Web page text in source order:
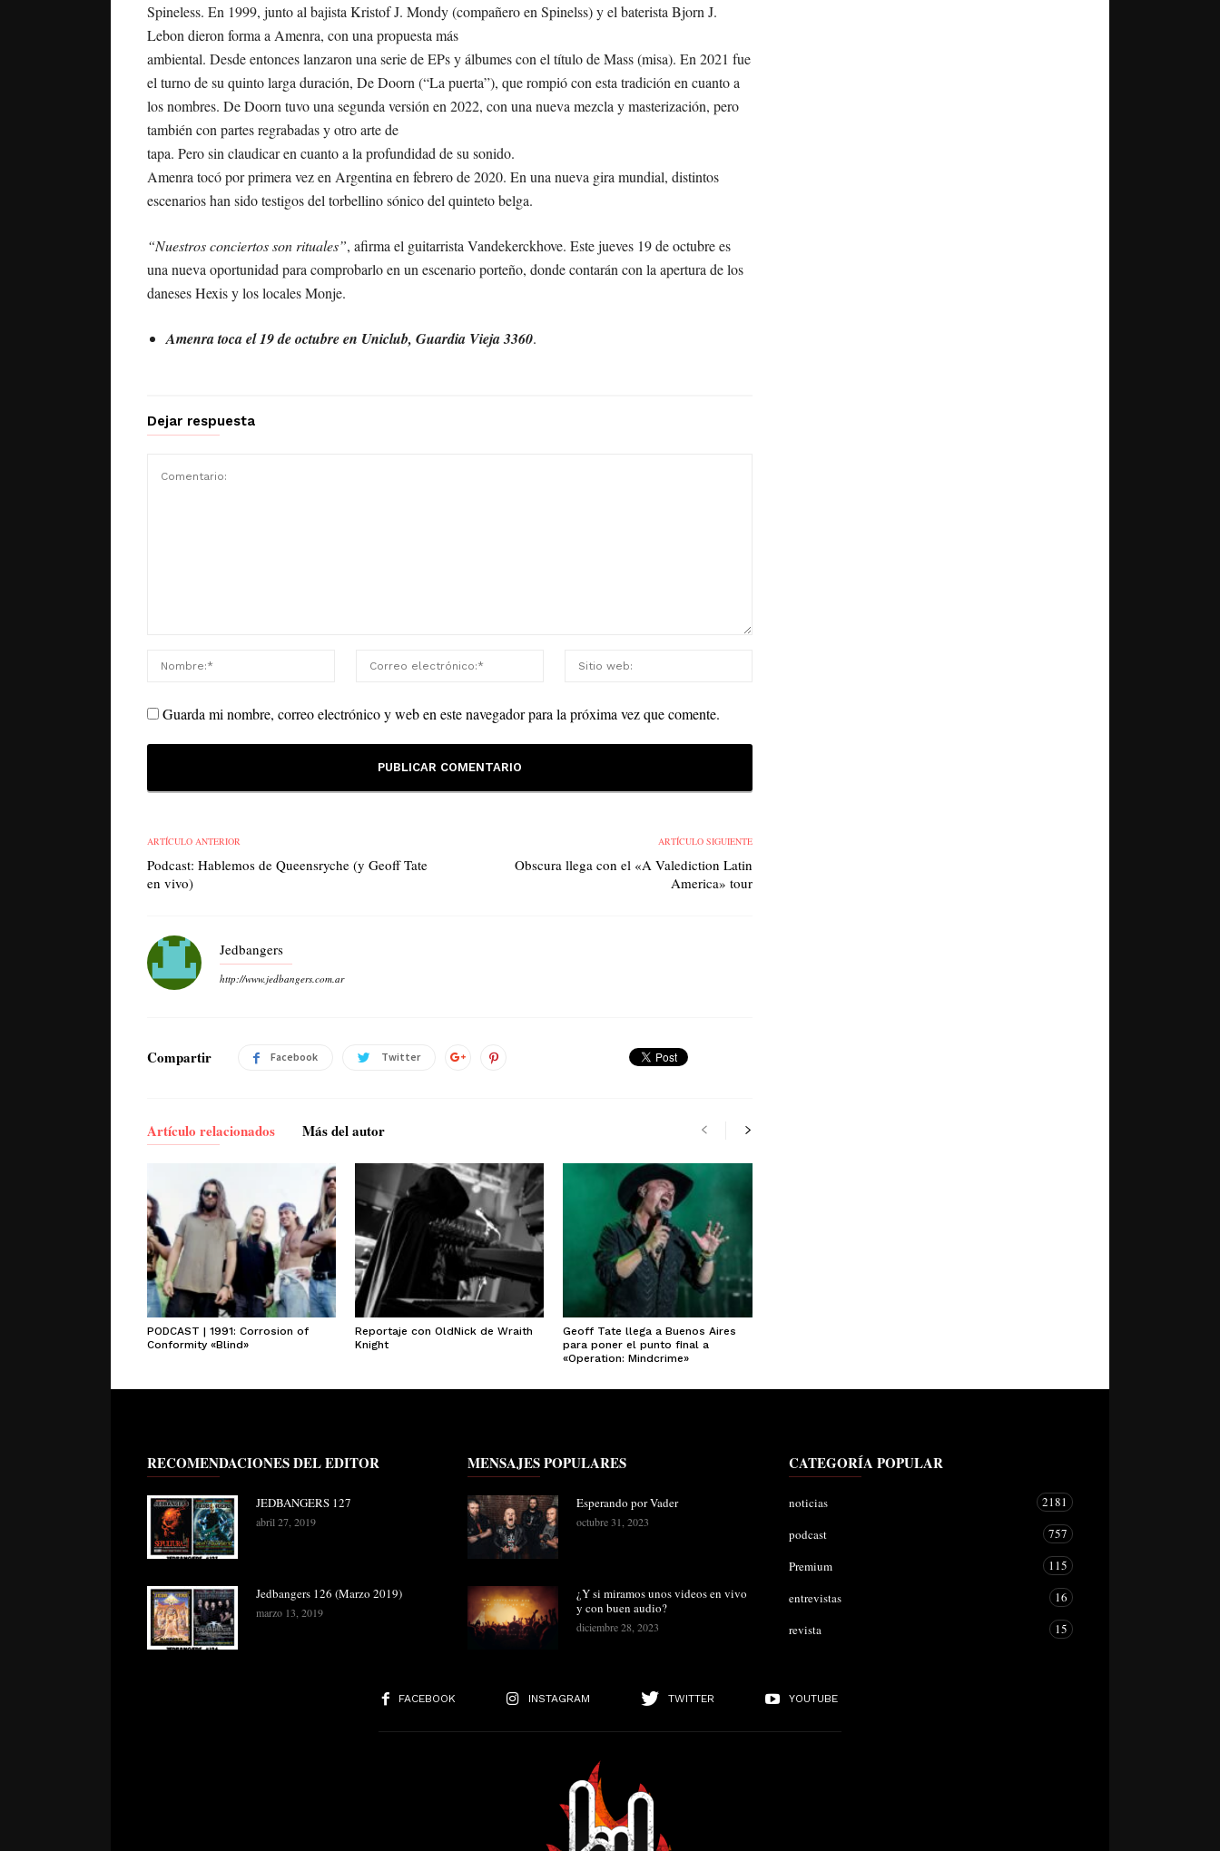
Spineless. En 1999, junto al bajista Kristof J. Mondy (compañero en Spinelss) y el baterista Bjorn J.
Lebon dieron forma a Amenra, con una propuesta más
ambiental. Desde entonces lanzaron una serie de EPs y álbumes con el título de Mass (misa). En 2021 fue
el turno de su quinto larga duración, De Doorn (“La puerta”), que rompió con esta tradición en cuanto a
los nombres. De Doorn tuvo una segunda versión en 2022, con una nueva mezcla y masterización, pero
también con partes regrabadas y otro arte de
tapa. Pero sin claudicar en cuanto a la profundidad de su sonido.
Amenra tocó por primera vez en Argentina en febrero de 2020. En una nueva gira mundial, distintos
escenarios han sido testigos del torbellino sónico del quinteto belga.
“Nuestros conciertos son rituales”, afirma el guitarrista Vandekerckhove. Este jueves 19 de octubre es
una nueva oportunidad para comprobarlo en un escenario porteño, donde contarán con la apertura de los
daneses Hexis y los locales Monje.
Amenra toca el 19 de octubre en Uniclub, Guardia Vieja 3360.
Dejar respuesta
Guarda mi nombre, correo electrónico y web en este navegador para la próxima vez que comente.
ARTÍCULO ANTERIOR
Podcast: Hablemos de Queensryche (y Geoff Tate
en vivo)
ARTÍCULO SIGUIENTE
Obscura llega con el «A Valediction Latin
America» tour
Jedbangers
http://www.jedbangers.com.ar
Compartir Facebook Twitter
Artículo relacionados Más del autor
PODCAST | 1991: Corrosion of
Conformity «Blind»
Reportaje con OldNick de Wraith
Knight
Geoff Tate llega a Buenos Aires
para poner el punto final a
«Operation: Mindcrime»
RECOMENDACIONES DEL EDITOR
JEDBANGERS 127
abril 27, 2019
Jedbangers 126 (Marzo 2019)
marzo 13, 2019
MENSAJES POPULARES
Esperando por Vader
octubre 31, 2023
¿Y si miramos unos videos en vivo
y con buen audio?
diciembre 28, 2023
CATEGORÍA POPULAR
noticias
2181
podcast
757
Premium
115
entrevistas
16
revista
15
FACEBOOK INSTAGRAM TWITTER YOUTUBE